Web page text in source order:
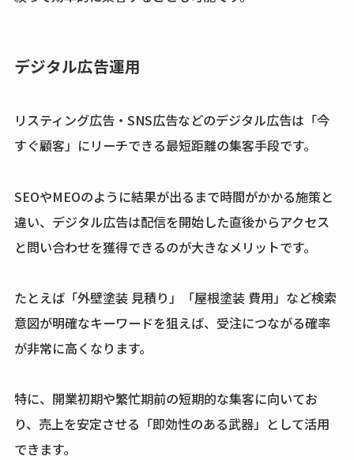
デジタル広告運用
リスティング広告・SNS広告などのデジタル広告は「今
すぐ顧客」にリーチできる最短距離の集客手段です。
SEOやMEOのように結果が出るまで時間がかかる施策と
違い、デジタル広告は配信を開始した直後からアクセス
と問い合わせを獲得できるのが大きなメリットです。
たとえば「外壁塗装 見積り」「屋根塗装 費用」など検索
意図が明確なキーワードを狙えば、受注につながる確率
が非常に高くなります。
特に、開業初期や繁忙期前の短期的な集客に向いてお
り、売上を安定させる「即効性のある武器」として活用
できます。